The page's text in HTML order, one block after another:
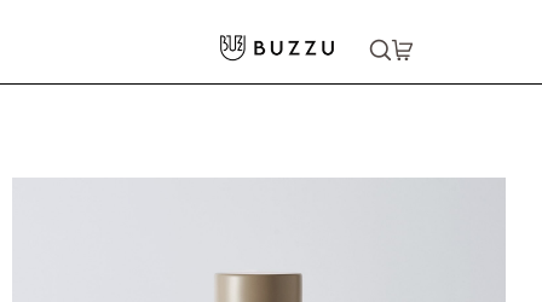
ボトル
シンプルサーモステンレスボトル 370ml